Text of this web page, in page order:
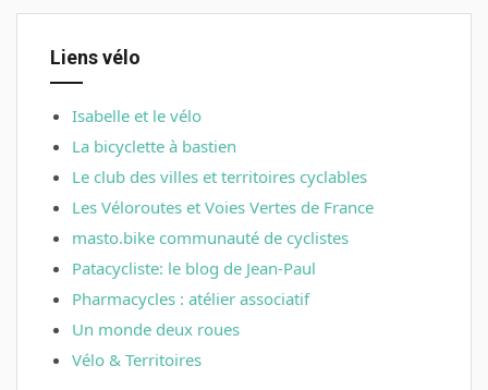
Liens vélo
Isabelle et le vélo
La bicyclette à bastien
Le club des villes et territoires cyclables
Les Véloroutes et Voies Vertes de France
masto.bike communauté de cyclistes
Patacycliste: le blog de Jean-Paul
Pharmacycles : atélier associatif
Un monde deux roues
Vélo & Territoires